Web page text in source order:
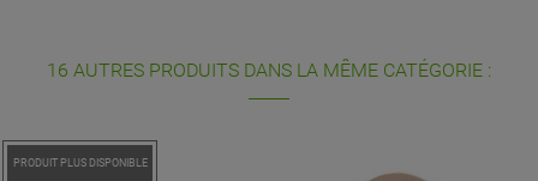
16 AUTRES PRODUITS DANS LA MÊME CATÉGORIE :
PROMO !
PRODUIT PLUS DISPONIBLE